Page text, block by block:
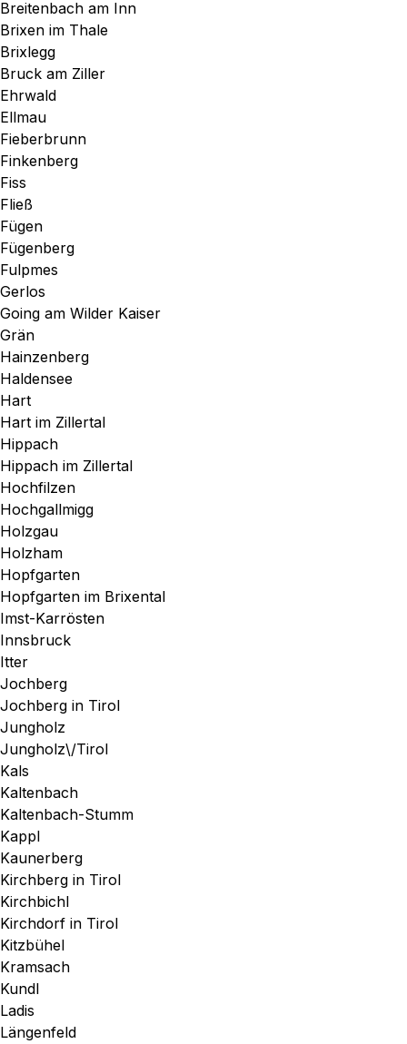
Breitenbach am Inn
Brixen im Thale
Brixlegg
Bruck am Ziller
Ehrwald
Ellmau
Fieberbrunn
Finkenberg
Fiss
Fließ
Fügen
Fügenberg
Fulpmes
Gerlos
Going am Wilder Kaiser
Grän
Hainzenberg
Haldensee
Hart
Hart im Zillertal
Hippach
Hippach im Zillertal
Hochfilzen
Hochgallmigg
Holzgau
Holzham
Hopfgarten
Hopfgarten im Brixental
Imst-Karrösten
Innsbruck
Itter
Jochberg
Jochberg in Tirol
Jungholz
Jungholz\/Tirol
Kals
Kaltenbach
Kaltenbach-Stumm
Kappl
Kaunerberg
Kirchberg in Tirol
Kirchbichl
Kirchdorf in Tirol
Kitzbühel
Kramsach
Kundl
Ladis
Längenfeld